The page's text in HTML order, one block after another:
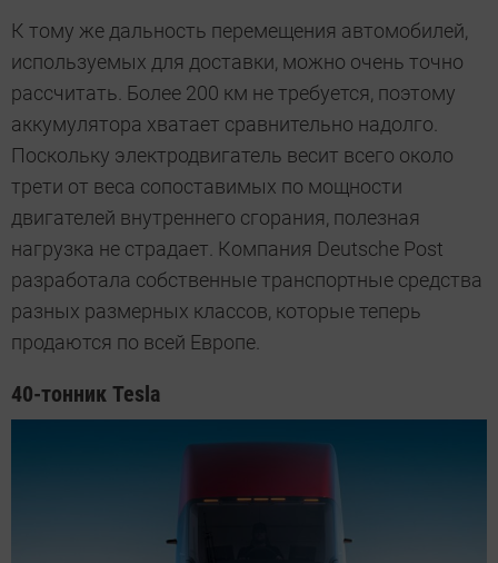
К тому же дальность перемещения автомобилей,
используемых для доставки, можно очень точно
рассчитать. Более 200 км не требуется, поэтому
аккумулятора хватает сравнительно надолго.
Поскольку электродвигатель весит всего около
трети от веса сопоставимых по мощности
двигателей внутреннего сгорания, полезная
нагрузка не страдает. Компания Deutsche Рost
разработала собственные транспортные средства
разных размерных классов, которые теперь
продаются по всей Европе.
40-тонник Tesla